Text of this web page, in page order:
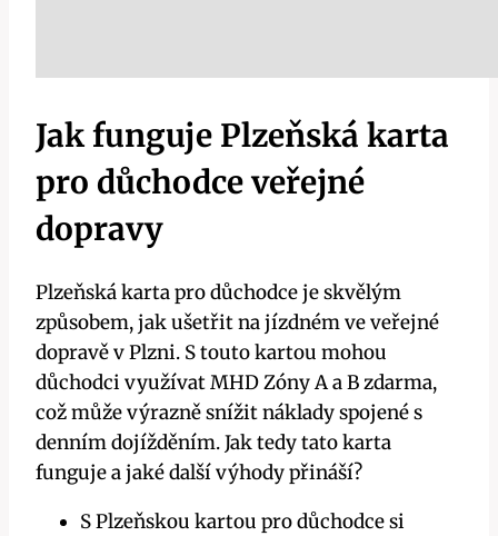
Jak funguje Plzeňská karta
pro důchodce veřejné
dopravy
Plzeňská karta pro důchodce je skvělým
způsobem, jak ušetřit na jízdném ve veřejné
dopravě v Plzni. S touto kartou mohou
důchodci využívat MHD Zóny A a B zdarma,
což může výrazně snížit náklady spojené s
denním dojížděním. Jak tedy tato karta
funguje a jaké další výhody přináší?
S Plzeňskou kartou pro důchodce si